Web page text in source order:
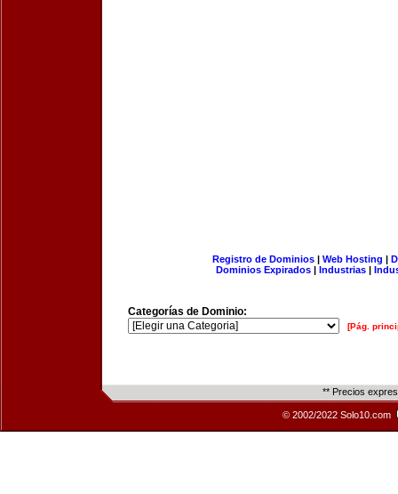
Registro de Dominios| Web Hosting |
Dominios Expirados | Industrias |
Categorías de Dominio:
[Pág.
** Precios
© 2002/2022 Solo10.com